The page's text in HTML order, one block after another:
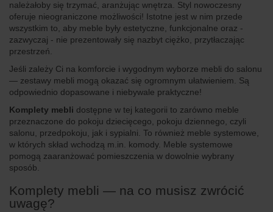
należałoby się trzymać, aranżując wnętrza. Styl nowoczesny
oferuje nieograniczone możliwości! Istotne jest w nim przede
wszystkim to, aby meble były estetyczne, funkcjonalne oraz -
zazwyczaj - nie prezentowały się nazbyt ciężko, przytłaczając
przestrzeń.
Jeśli zależy Ci na komforcie i wygodnym wyborze mebli do salonu
— zestawy mebli mogą okazać się ogromnym ułatwieniem. Są
odpowiednio dopasowane i niebywale praktyczne!
Komplety mebli dostępne w tej kategorii to zarówno meble
przeznaczone do pokoju dziecięcego, pokoju dziennego, czyli
salonu, przedpokoju, jak i sypialni. To również meble systemowe,
w których skład wchodzą m.in. komody. Meble systemowe
pomogą zaaranżować pomieszczenia w dowolnie wybrany
sposób.
Komplety mebli — na co musisz zwrócić
uwagę?